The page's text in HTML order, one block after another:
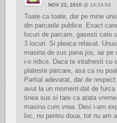
NOV 22, 2010 @ 14:24:54
Toate ca toate, dar pe mine
din parcarile publice. Exact
locuri de parcare, gasesti cate
3 locuri. Si pleaca relaxat.
masina de sus pana jos, iar pe
i-o ridice. Daca te intalnesti cu
plateste parcare, asa ca nu
Partial adevarat, dar de
avut la un moment-dat de
tinea sus si tare ca atata
masina cum vrea. Desi i-am
loc, nu pentru doua, tot nu am